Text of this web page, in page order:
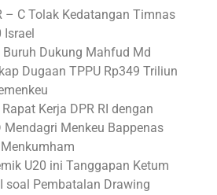
– C Tolak Kedatangan Timnas
Israel
Buruh Dukung Mahfud Md
Dugaan TPPU Rp349 Triliun
Rapat Kerja DPR RI dengan
Mendagri Menkeu Bappenas
U20 ini Tanggapan Ketum
soal Pembatalan Drawing